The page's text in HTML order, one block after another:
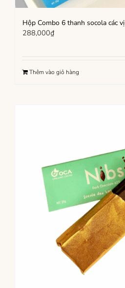
Hộp Combo 6 thanh socola các vị
288,000₫
Thêm vào giỏ hàng